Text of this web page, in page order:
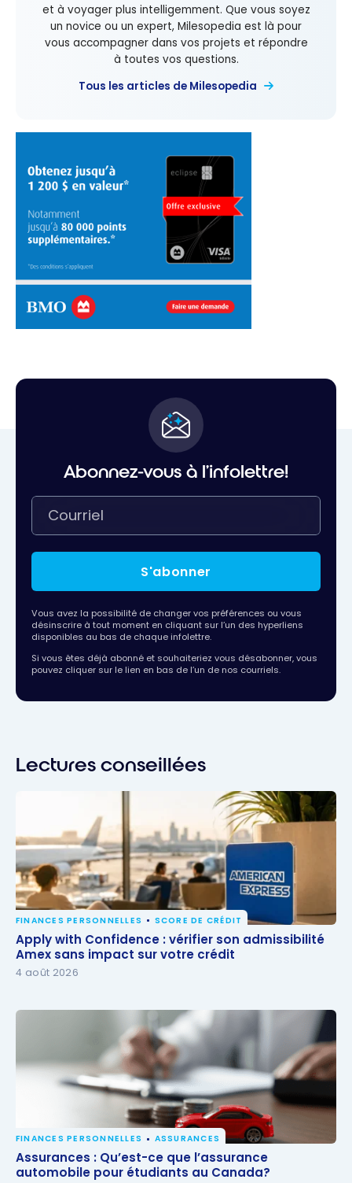
et à voyager plus intelligemment. Que vous soyez
un novice ou un expert, Milesopedia est là pour
vous accompagner dans vos projets et répondre
à toutes vos questions.
Tous les articles de Milesopedia
Abonnez-vous à l'infolettre!
S'abonner
Vous avez la possibilité de changer vos préférences ou vous
désinscrire à tout moment en cliquant sur l’un des hyperliens
disponibles au bas de chaque infolettre.
Si vous êtes déjà abonné et souhaiteriez vous désabonner, vous
pouvez cliquer sur le lien en bas de l’un de nos courriels.
Lectures conseillées
Apply with Confidence : vérifier son admissibilité
Amex sans impact sur votre crédit
FINANCES PERSONNELLES SCORE DE CRÉDIT
Apply with Confidence : vérifier son admissibilité
Amex sans impact sur votre crédit
4 août 2026
Assurances : Qu’est-ce que l’assurance automobile
pour étudiants au Canada?
FINANCES PERSONNELLES ASSURANCES
Assurances : Qu’est-ce que l’assurance
automobile pour étudiants au Canada?